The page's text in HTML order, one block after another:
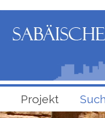
Projekt